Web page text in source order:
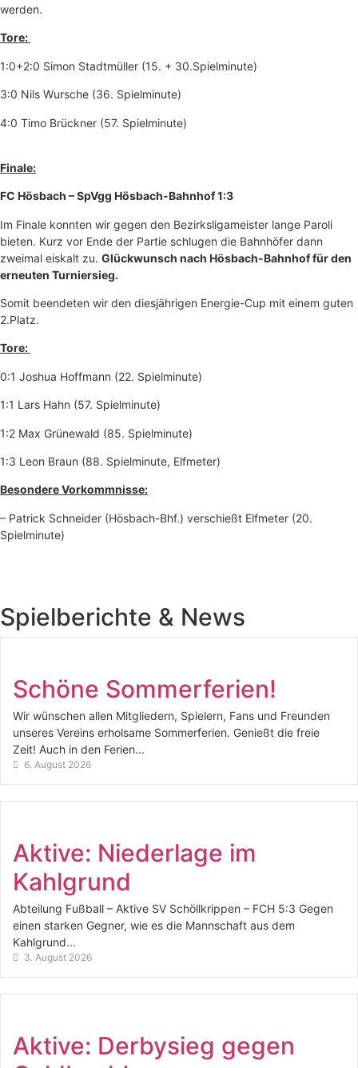
werden.
Tore:
1:0+2:0 Simon Stadtmüller (15. + 30.Spielminute)
3:0 Nils Wursche (36. Spielminute)
4:0 Timo Brückner (57. Spielminute)
Finale:
FC Hösbach – SpVgg Hösbach-Bahnhof 1:3
Im Finale konnten wir gegen den Bezirksligameister lange Paroli
bieten. Kurz vor Ende der Partie schlugen die Bahnhöfer dann
zweimal eiskalt zu. Glückwunsch nach Hösbach-Bahnhof für den
erneuten Turniersieg.
Somit beendeten wir den diesjährigen Energie-Cup mit einem guten
2.Platz.
Tore:
0:1 Joshua Hoffmann (22. Spielminute)
1:1 Lars Hahn (57. Spielminute)
1:2 Max Grünewald (85. Spielminute)
1:3 Leon Braun (88. Spielminute, Elfmeter)
Besondere Vorkommnisse:
– Patrick Schneider (Hösbach-Bhf.) verschießt Elfmeter (20.
Spielminute)
Spielberichte & News
Schöne Sommerferien!
Wir wünschen allen Mitgliedern, Spielern, Fans und Freunden
unseres Vereins erholsame Sommerferien. Genießt die freie
Zeit! Auch in den Ferien...
6. August 2026
Aktive: Niederlage im
Kahlgrund
Abteilung Fußball – Aktive SV Schöllkrippen – FCH 5:3 Gegen
einen starken Gegner, wie es die Mannschaft aus dem
Kahlgrund...
3. August 2026
Aktive: Derbysieg gegen